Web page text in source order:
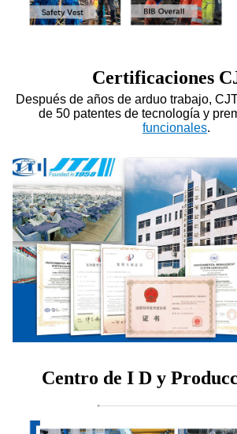
Certificaciones
Después de años de arduo trabajo,
de 50 patentes de tecnología y
funcionales.
Centro de I D y